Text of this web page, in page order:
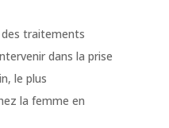
traitements
dans la prise
le plus
la femme en